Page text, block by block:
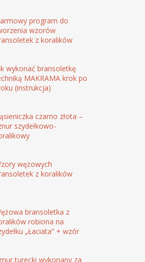
program do
wzorów
z koralików
wykonać bransoletkę
MAKRAMA krok po
(instrukcja)
czarno złota –
szydełkowo-
wężowych
z koralików
bransoletka z
robiona na
„Łaciata” + wzór
turecki wykonany za